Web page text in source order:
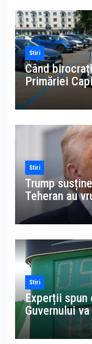
Stiri
Când
Primăriei
accesul la
amenzi la
Stiri
Trump
Teheran au
suprem al
Khamenei
Stiri
Experții
Guvernului
pompă. Avem
decât în